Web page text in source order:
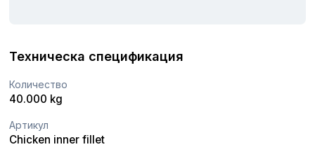
Техническа спецификация
Количество
40.000 kg
Артикул
Chicken inner fillet